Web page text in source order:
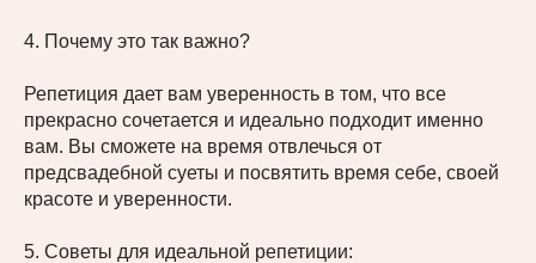
4. Почему это так важно?
Репетиция дает вам уверенность в том, что все
прекрасно сочетается и идеально подходит именно
вам. Вы сможете на время отвлечься от
предсвадебной суеты и посвятить время себе, своей
красоте и уверенности.
5. Советы для идеальной репетиции: